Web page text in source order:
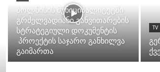
ბოლნისის მუნიციპალიტეტში
გრძელვადიანი განვითარების
სტრატეგიული დოკუმენტის
პროექტის საჯარო განხილვა
გაიმართა
TV